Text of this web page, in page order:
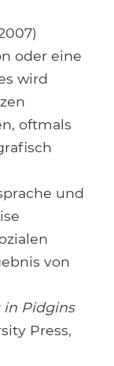
oder eine
wird
oftmals
und
von
in Pidgins
Press,